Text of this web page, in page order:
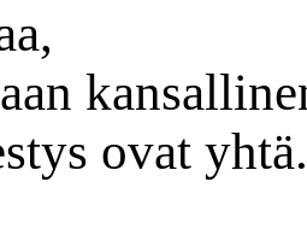
ovat yhtä.